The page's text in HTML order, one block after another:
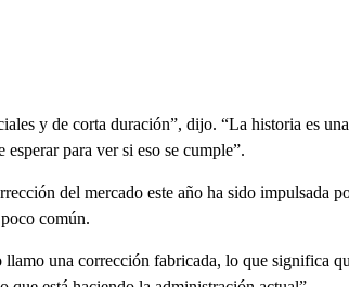
y de corta duración”, dijo. “La historia es
para ver si eso se cumple”.
del mercado este año ha sido impulsada
común.
una corrección fabricada, lo que significa